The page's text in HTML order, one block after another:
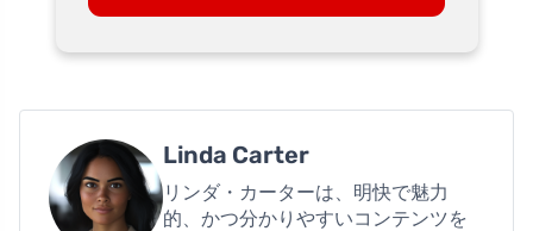
Linda Carter
リンダ・カーターは、明快で魅力
的、かつ分かりやすいコンテンツを